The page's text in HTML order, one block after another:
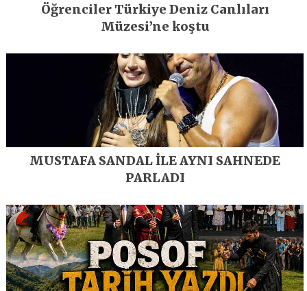
Öğrenciler Türkiye Deniz Canlıları
Müzesi’ne koştu
MUSTAFA SANDAL İLE AYNI SAHNEDE
PARLADI